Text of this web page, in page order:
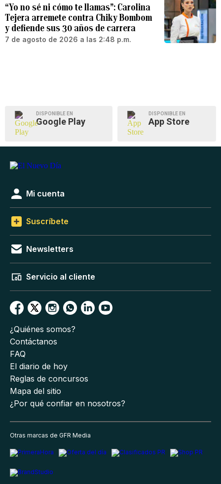
“Yo no sé ni cómo te llamas”: Carolina
Tejera arremete contra Chiky Bombom
y defiende sus 30 años de carrera
7 de agosto de 2026 a las 2:48 p.m.
DISPONIBLE EN
Google Play
DISPONIBLE EN
App Store
Mi cuenta
Suscríbete
Newsletters
Servicio al cliente
¿Quiénes somos?
Contáctanos
FAQ
El diario de hoy
Reglas de concursos
Mapa del sitio
¿Por qué confiar en nosotros?
Otras marcas de GFR Media